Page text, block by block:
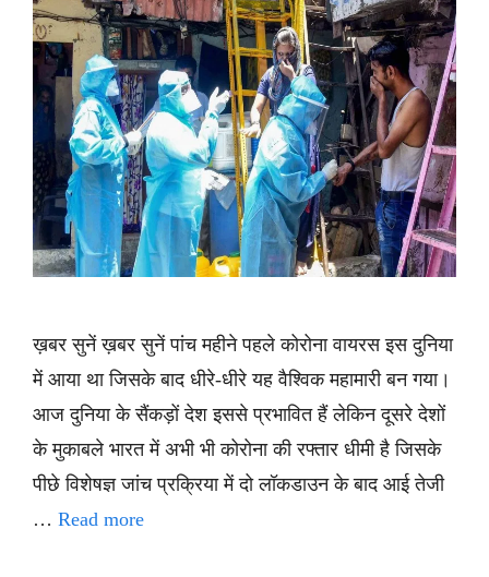
ख़बर सुनें ख़बर सुनें पांच महीने पहले कोरोना वायरस इस दुनिया
में आया था जिसके बाद धीरे-धीरे यह वैश्विक महामारी बन गया।
आज दुनिया के सैंकड़ों देश इससे प्रभावित हैं लेकिन दूसरे देशों
के मुकाबले भारत में अभी भी कोरोना की रफ्तार धीमी है जिसके
पीछे विशेषज्ञ जांच प्रक्रिया में दो लॉकडाउन के बाद आई तेजी
… Read more